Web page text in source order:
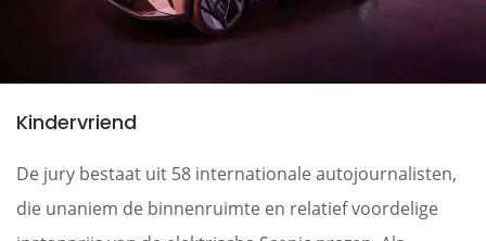
Kindervriend
De jury bestaat uit 58 internationale autojournalisten,
die unaniem de binnenruimte en relatief voordelige